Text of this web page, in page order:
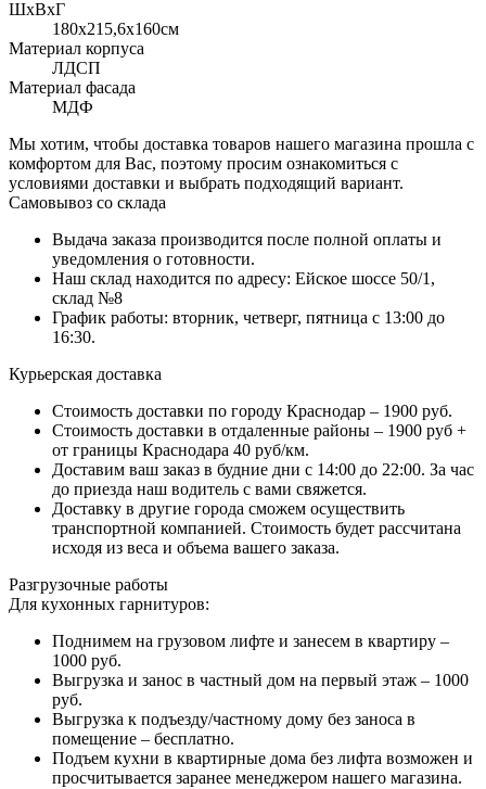
ШхВхГ
180x215,6х160см
Материал корпуса
ЛДСП
Материал фасада
МДФ
Мы хотим, чтобы доставка товаров нашего магазина прошла с
комфортом для Вас, поэтому просим ознакомиться с
условиями доставки и выбрать подходящий вариант.
Самовывоз со склада
Выдача заказа производится после полной оплаты и
уведомления о готовности.
Наш склад находится по адресу: Ейское шоссе 50/1,
склад №8
График работы: вторник, четверг, пятница с 13:00 до
16:30.
Курьерская доставка
Стоимость доставки по городу Краснодар – 1900 руб.
Стоимость доставки в отдаленные районы – 1900 руб +
от границы Краснодара 40 руб/км.
Доставим ваш заказ в будние дни с 14:00 до 22:00. За час
до приезда наш водитель с вами свяжется.
Доставку в другие города сможем осуществить
транспортной компанией. Стоимость будет рассчитана
исходя из веса и объема вашего заказа.
Разгрузочные работы
Для кухонных гарнитуров:
Поднимем на грузовом лифте и занесем в квартиру –
1000 руб.
Выгрузка и занос в частный дом на первый этаж – 1000
руб.
Выгрузка к подъезду/частному дому без заноса в
помещение – бесплатно.
Подъем кухни в квартирные дома без лифта возможен и
просчитывается заранее менеджером нашего магазина.